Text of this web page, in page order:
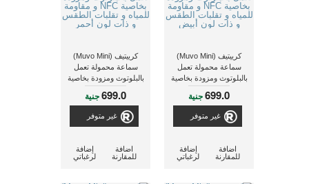
كرييتيف (Muvo Mini)
سماعة محمولة تعمل
بالبلوتوث ومزودة بخاصية
NFC و مقاومة للمياه و
تقلبات الطقس و ذات
699.0جنية
غير متوفر
إضافة
لرغباتي
اضافة
للمقارنة
كرييتيف (Muvo Mini)
سماعة محمولة تعمل
بالبلوتوث ومزودة بخاصية
NFC و مقاومة للمياه و
تقلبات الطقس و ذات
699.0جنية
غير متوفر
إضافة
لرغباتي
اضافة
للمقارنة